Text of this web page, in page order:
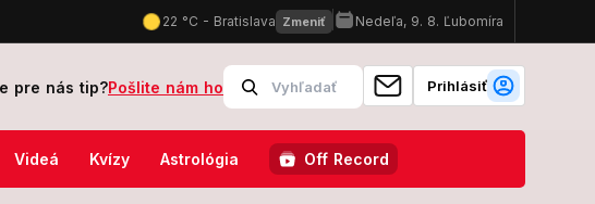
pre tieto tri znamenia: Získajú, čo im právom patrí, no pozor na TÚTO jednu
pre nás tip?Pošlite nám ho Prihlásiť
Videá Kvízy Astrológia Off Record